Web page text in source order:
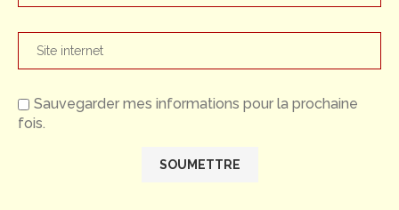
Sauvegarder mes informations pour la prochaine
fois.